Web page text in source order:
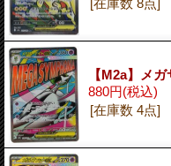
【M2a】メ
880円(税込)
[在庫数 4点]